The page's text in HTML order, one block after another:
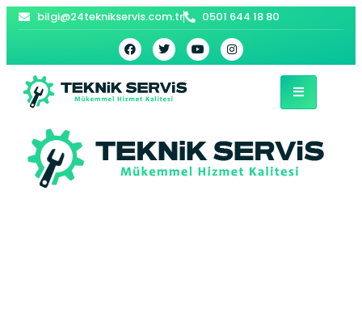
bilgi@24teknikservis.com.tr 0501 644 18 80